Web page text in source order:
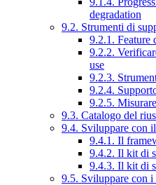
degradation
9.2. Strumenti di
9.2.1. Feature
9.2.2.
use
9.2.3.
9.2.4.
9.2.5.
9.3. Catalogo del
9.4. Sviluppare con
9.4.1. Il
9.4.2. Il kit di
9.4.3. Il kit di
9.5. Sviluppare con